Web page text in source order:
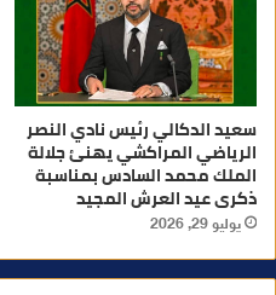
سعيد الدكالي رئيس نادي النصر
الرياضي المراكشي يهنئ جلالة
الملك محمد السادس بمناسبة
ذكرى عيد العرش المجيد
يوليو 29, 2026